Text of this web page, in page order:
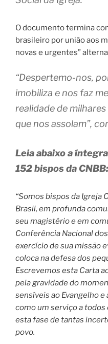
O documento termina
brasileiro por união aos
novas e urgentes”
“Despertemo-nos,
imobiliza e nos faz
realidade de
que nos assolam”,
Leia abaixo a
152 bispos da CNBB:
“Somos bispos da Igreja
Brasil, em profunda
seu magistério e em
Conferência Nacional
exercício de sua missão
coloca na defesa dos
Escrevemos esta Carta
pela gravidade do
sensíveis ao Evangelho e
como um serviço a
esta fase de tantas
povo.